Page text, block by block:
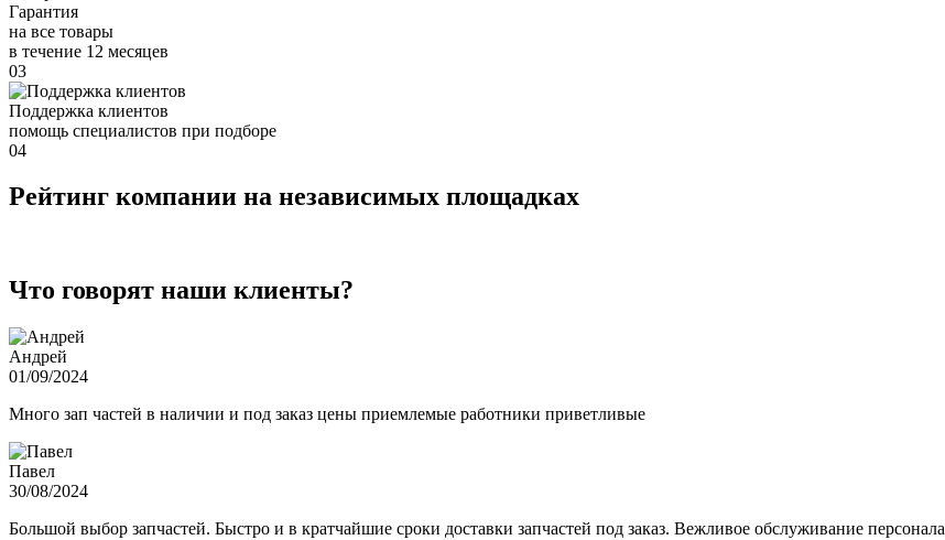
Гарантия
на все товары
в течение 12 месяцев
03
Поддержка клиентов
помощь специалистов при подборе
04
Рейтинг компании на независимых площадках
Что говорят наши клиенты?
Андрей
01/09/2024
Много зап частей в наличии и под заказ цены приемлемые работники приветливые
Павел
30/08/2024
Большой выбор запчастей. Быстро и в кратчайшие сроки доставки запчастей под заказ. Вежливое обслуживание персонала